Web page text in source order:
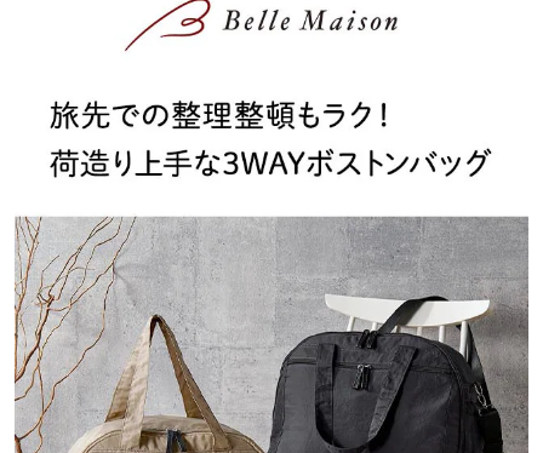
●パッと見て中に何が入っているかわかるメッシュポケットと、人
目に触れたくないものは目隠しポケット
ボリュームを抑える軽圧縮効果も
●中仕切りは中央と奥の前後２か所に固定可能。
●詰め込む荷物があるときはもちろん、無いときも奥側に貼りつけ
●内布の色は中のものが探しやすく汚れが目立ちにくいグレーを採
用
●キャリーバックの持ち手に引っ掛けられるキャリーオン機能
#ベルメゾン #bellemaison #モッテミー #mottemii #ボストンバッグ
#旅行バッグ #トラベルバッグ #ジムバッグ #軽量 #大容量 #お出か
け #きれいめ #トートバッグ #ショルダーバッグ #リュック #男女兼
用 #ママバッグ #パパバッグ #ペアレンツバッグ #ペアレンツリュ